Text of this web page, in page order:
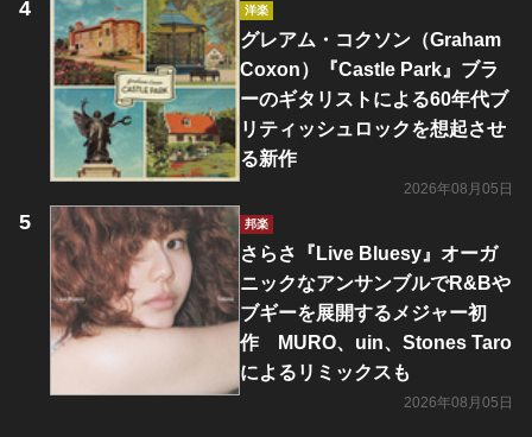
洋楽
グレアム・コクソン（Graham
Coxon）『Castle Park』ブラ
ーのギタリストによる60年代ブ
リティッシュロックを想起させ
る新作
2026年08月05日
邦楽
さらさ『Live Bluesy』オーガ
ニックなアンサンブルでR&Bや
ブギーを展開するメジャー初
作 MURO、uin、Stones Taro
によるリミックスも
2026年08月05日